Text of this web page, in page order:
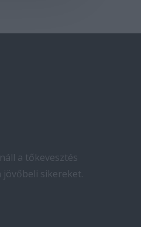
a tőkevesztés
jövőbeli sikereket.